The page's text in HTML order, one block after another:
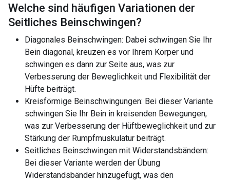
Welche sind häufigen Variationen der
Seitliches Beinschwingen?
Diagonales Beinschwingen: Dabei schwingen Sie Ihr
Bein diagonal, kreuzen es vor Ihrem Körper und
schwingen es dann zur Seite aus, was zur
Verbesserung der Beweglichkeit und Flexibilität der
Hüfte beiträgt.
Kreisförmige Beinschwingungen: Bei dieser Variante
schwingen Sie Ihr Bein in kreisenden Bewegungen,
was zur Verbesserung der Hüftbeweglichkeit und zur
Stärkung der Rumpfmuskulatur beiträgt.
Seitliches Beinschwingen mit Widerstandsbändern:
Bei dieser Variante werden der Übung
Widerstandsbänder hinzugefügt, was den